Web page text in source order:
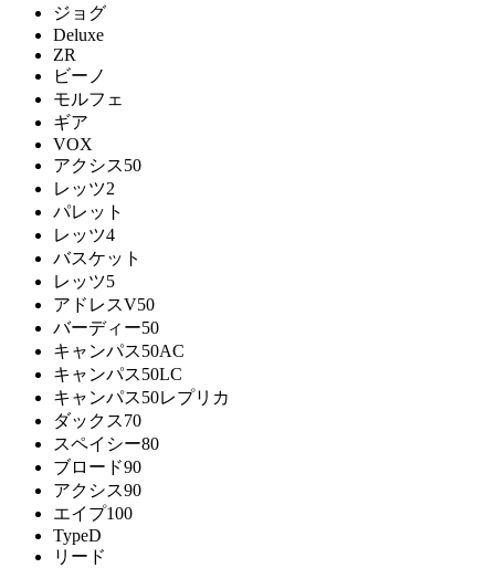
ジョグ
Deluxe
ZR
ビーノ
モルフェ
ギア
VOX
アクシス50
レッツ2
パレット
レッツ4
バスケット
レッツ5
アドレスV50
バーディー50
キャンパス50AC
キャンパス50LC
キャンパス50レプリカ
ダックス70
スペイシー80
ブロード90
アクシス90
エイプ100
TypeD
リード